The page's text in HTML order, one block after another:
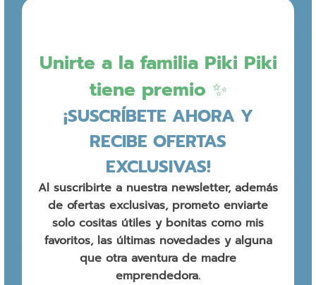
Unirte a la familia Piki Piki
tiene premio ✨
¡SUSCRÍBETE AHORA Y
RECIBE OFERTAS
EXCLUSIVAS!
Al suscribirte a nuestra newsletter, además
de ofertas exclusivas, prometo enviarte
solo cositas útiles y bonitas como mis
favoritos, las últimas novedades y alguna
que otra aventura de madre
emprendedora.